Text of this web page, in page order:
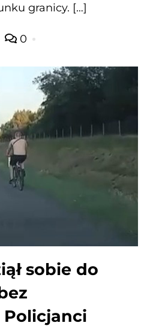
granicy. […]
0
sobie do
Policjanci